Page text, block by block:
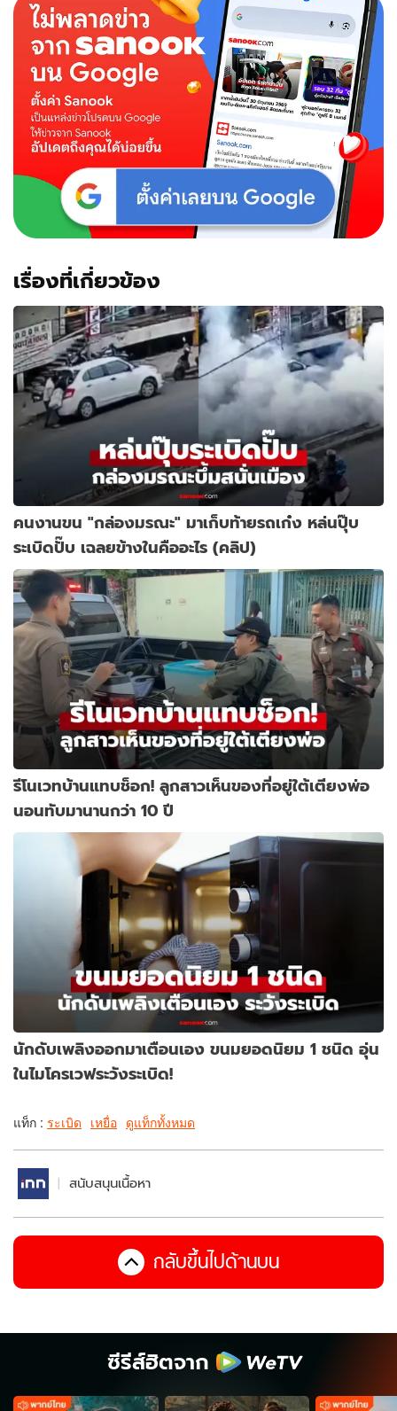
เรื่องที่เกี่ยวข้อง
คนงานขน "กล่องมรณะ" มาเก็บท้ายรถเก๋ง หล่นปุ๊บ
ระเบิดปั๊บ เฉลยข้างในคืออะไร (คลิป)
รีโนเวทบ้านแทบช็อก! ลูกสาวเห็นของที่อยู่ใต้เตียงพ่อ
นอนทับมานานกว่า 10 ปี
นักดับเพลิงออกมาเตือนเอง ขนมยอดนิยม 1 ชนิด อุ่น
ในไมโครเวฟระวังระเบิด!
แท็ก : ระเบิด เหยื่อ ดูแท็กทั้งหมด
สนับสนุนเนื้อหา
กลับขึ้นไปด้านบน
ซีรีส์ฮิตจาก